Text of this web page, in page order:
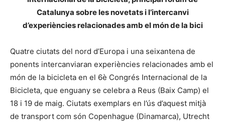
Catalunya sobre les novetats i l’intercanvi
d’experiències relacionades amb el món de la bici
Quatre ciutats del nord d’Europa i una seixantena de
ponents intercanviaran experiències relacionades amb el
món de la bicicleta en el 6è Congrés Internacional de la
Bicicleta, que enguany se celebra a Reus (Baix Camp) el
18 i 19 de maig. Ciutats exemplars en l’ús d’aquest mitjà
de transport com són Copenhague (Dinamarca), Utrecht